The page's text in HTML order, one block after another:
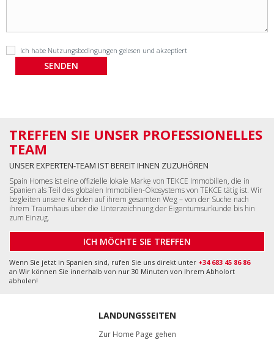
Ich habe Nutzungsbedingungen gelesen und akzeptiert
TREFFEN SIE UNSER PROFESSIONELLES
TEAM
UNSER EXPERTEN-TEAM IST BEREIT IHNEN ZUZUHÖREN
Spain Homes ist eine offizielle lokale Marke von TEKCE Immobilien, die in
Spanien als Teil des globalen Immobilien-Ökosystems von TEKCE tätig ist. Wir
begleiten unsere Kunden auf ihrem gesamten Weg – von der Suche nach
ihrem Traumhaus über die Unterzeichnung der Eigentumsurkunde bis hin
zum Einzug.
ICH MÖCHTE SIE TREFFEN
Wenn Sie jetzt in Spanien sind, rufen Sie uns direkt unter +34 683 45 86 86
an Wir können Sie innerhalb von nur 30 Minuten von Ihrem Abholort
abholen!
LANDUNGSSEITEN
Zur Home Page gehen